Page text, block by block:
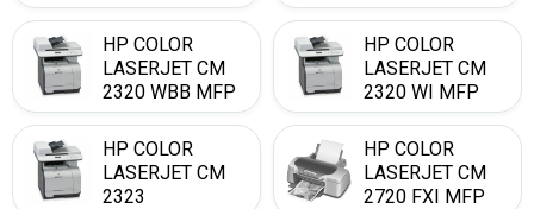
HP COLOR
LASERJET CM
2320 WBB MFP
HP COLOR
LASERJET CM
2320 WI MFP
HP COLOR
LASERJET CM
2323
HP COLOR
LASERJET CM
2720 FXI MFP